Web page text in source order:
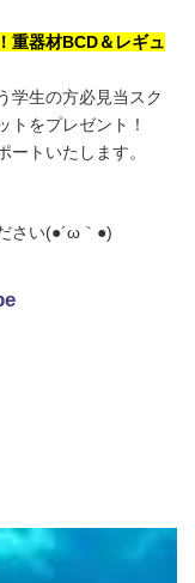
重器材BCD＆レギュ
学生の方必見当スク
トをプレゼント！
ートいたします。
さい(●´ω｀●)